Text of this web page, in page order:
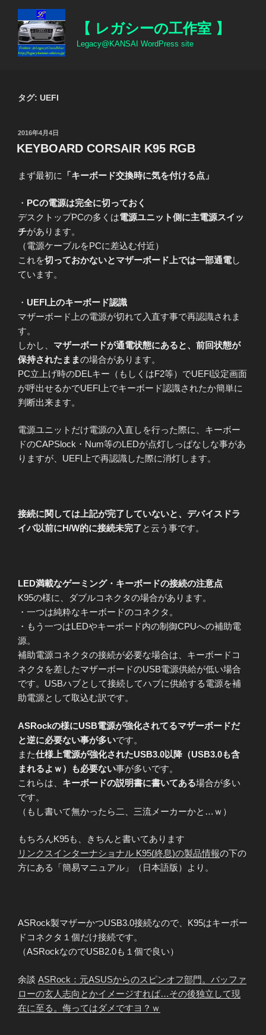
【 レガシーの工作室 】
Legacy@KANSAI WordPress site
タグ: UEFI
投
稿
日:
2016年4月4日
KEYBOARD CORSAIR K95 RGB
まず最初に 「キーボード交換時に気を付ける点」
・ PCの電源は完全に切っておく
デスクトップPCの多くは電源ユニット側に主電源スイッ
チがあります。
（電源ケーブルをPCに差込む付近）
これを切っておかないとマザーボード上では一部通電し
ています。
・ UEFI上のキーボード認識
マザーボード上の電源が切れて入直す事で再認識されま
す。
しかし、 マザーボードが通電状態にあると、前回状態が
保持されたままの場合があります。
PC立上げ時のDELキー（もしくはF2等）でUEFI設定画面
が呼出せるかでUEFI上でキーボード認識されたか簡単に
判断出来ます。
電源ユニットだけ電源の入直しを行った際に、キーボー
ドのCAPSlock・Num等のLEDが点灯しっぱなしな事があ
りますが、UEFI上で再認識した際に消灯します。
接続に関しては上記が完了していないと、デバイスドラ
イバ以前にH/W的に接続未完了と云う事です。
LED満載なゲーミング・キーボードの接続の注意点
K95の様に、ダブルコネクタの場合があります。
・一つは純粋なキーボードのコネクタ。
・もう一つはLEDやキーボード内の制御CPUへの補助電
源。
補助電源コネクタの接続が必要な場合は、キーボードコ
ネクタを差したマザーボードのUSB電源供給が低い場合
です。USBハブとして接続してハブに供給する電源を補
助電源として取込む訳です。
ASRockの様にUSB電源が強化されてるマザーボードだ
と逆に必要ない事が多いです。
また仕様上電源が強化されたUSB3.0以降（USB3.0も含
まれるよｗ）も必要ない事が多いです。
これらは、 キーボードの説明書に書いてある場合が多い
です。
（もし書いて無かったら二、三流メーカーかと…ｗ）
もちろんK95も、きちんと書いてあります
リンクスインターナショナル K95(終息)の製品情報の下の
方にある「簡易マニュアル」（日本語版）より。
ASRock製マザーかつUSB3.0接続なので、K95はキーボー
ドコネクタ１個だけ接続です。
（ASRockなのでUSB2.0も１個で良い）
余談 ASRock：元ASUSからのスピンオフ部門。バッファ
ローの玄人志向とかイメージすれば…その後独立して現
在に至る。侮ってはダメですヨ？ｗ